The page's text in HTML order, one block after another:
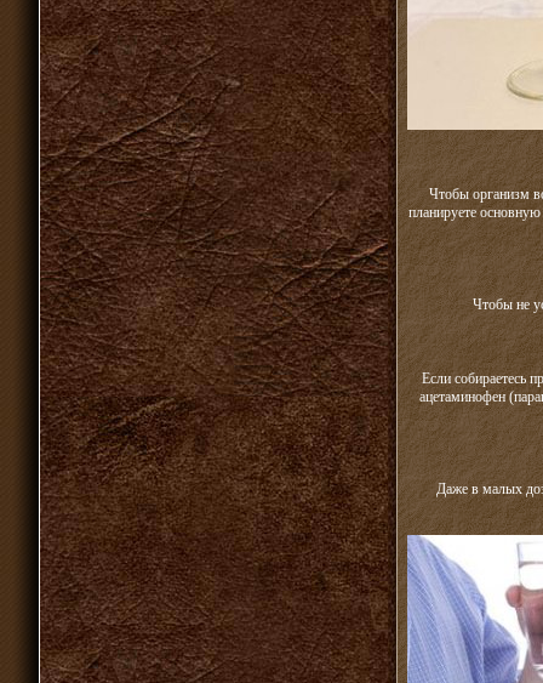
Чтобы организм
планируете основную
Чтобы не
Если собираетесь
ацетаминофен
Даже в малых